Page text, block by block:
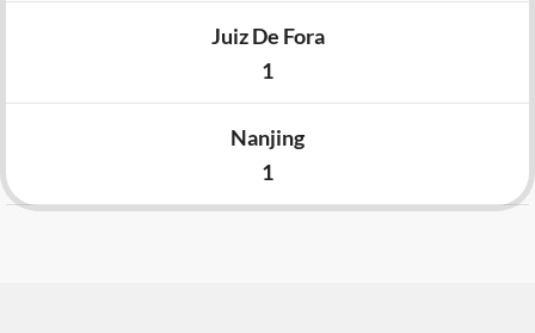
Juiz De Fora
1
Nanjing
1